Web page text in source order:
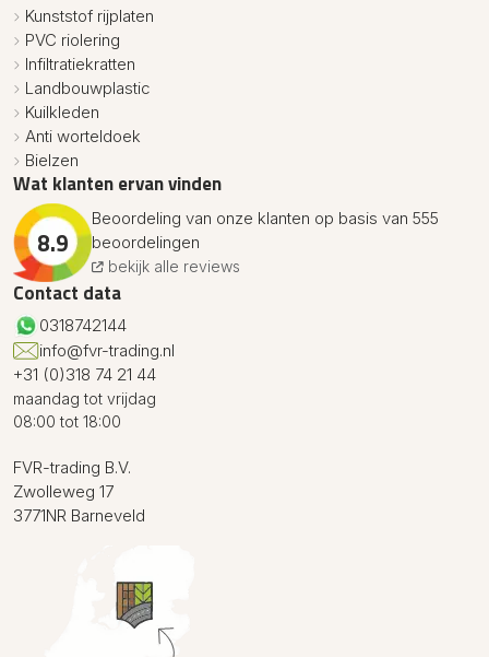
Kunststof rijplaten
PVC riolering
Infiltratiekratten
Landbouwplastic
Kuilkleden
Anti worteldoek
Bielzen
Wat klanten ervan vinden
8.9
Beoordeling van onze klanten op basis van 555
beoordelingen
bekijk alle reviews
Contact data
0318742144
info@fvr-trading.nl
+31 (0)318 74 21 44
maandag tot vrijdag
08:00 tot 18:00
FVR-trading B.V.
Zwolleweg 17
3771NR Barneveld